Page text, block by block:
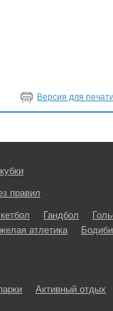
Версия для печати
правил
Гандбол
атлетика
Активный отдых